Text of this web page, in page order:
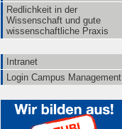
Redlichkeit in der
Wissenschaft und gute
wissenschaftliche Praxis
Intranet
Login Campus Management